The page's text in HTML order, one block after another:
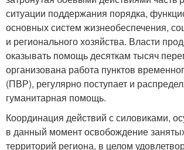
ситуации поддержания порядка,
основных систем жизнеобеспечения,
и регионального хозяйства. Власти
оказывать помощь десяткам тысяч
организована работа пунктов
(ПВР), регулярно поступает и
гуманитарная помощь.
Координация действий с силовиками,
в данный момент освобождение
территорий региона, в целом